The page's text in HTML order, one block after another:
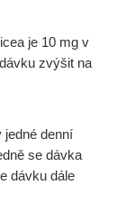
je 10 mg v
zvýšit na
jedné denní
se dávka
dávku dále